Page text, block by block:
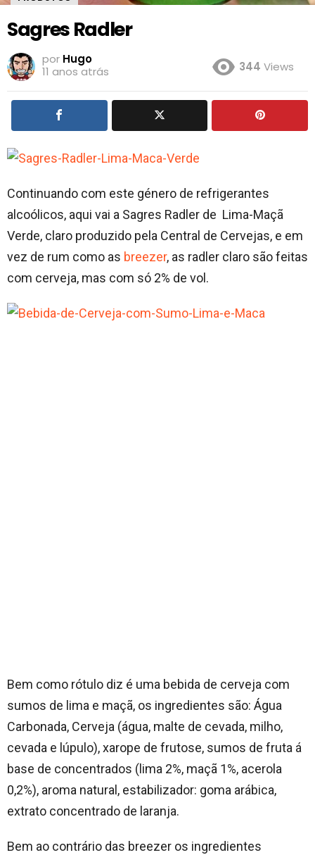
Sagres Radler
por Hugo
11 anos atrás
344 Views
Continuando com este género de refrigerantes
alcoólicos, aqui vai a Sagres Radler de Lima-Maçã
Verde, claro produzido pela Central de Cervejas, e em
vez de rum como as breezer, as radler claro são feitas
com cerveja, mas com só 2% de vol.
Bem como rótulo diz é uma bebida de cerveja com
sumos de lima e maçã, os ingredientes são: Água
Carbonada, Cerveja (água, malte de cevada, milho,
cevada e lúpulo), xarope de frutose, sumos de fruta á
base de concentrados (lima 2%, maçã 1%, acerola
0,2%), aroma natural, estabilizador: goma arábica,
extrato concentrado de laranja.
Bem ao contrário das breezer os ingredientes